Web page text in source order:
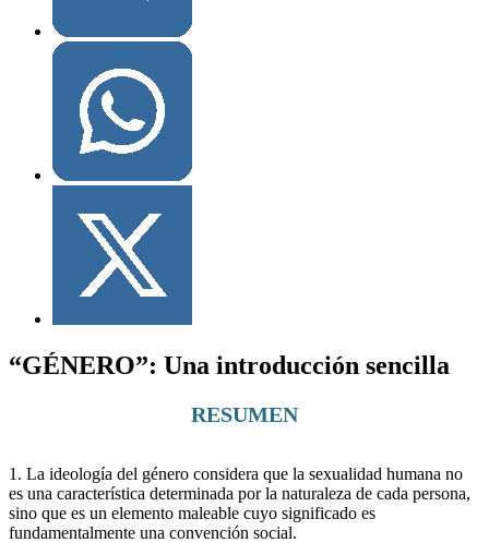
“GÉNERO”: Una introducción sencilla
RESUMEN
1. La ideología del género considera que la sexualidad humana no
es una característica determinada por la naturaleza de cada persona,
sino que es un elemento maleable cuyo significado es
fundamentalmente una convención social.